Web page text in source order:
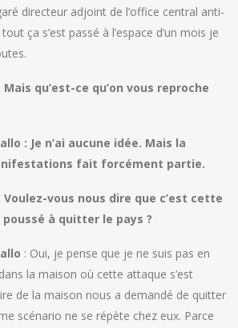
directeur adjoint de l’office central anti-
ça s’est passé à l’espace d’un mois je
qu’est-ce qu’on vous reproche
: Je n’ai aucune idée. Mais la
fait forcément partie.
vous nous dire que c’est cette
à quitter le pays ?
: Oui, je pense que je ne suis pas en
la maison où cette attaque s’est
de la maison nous a demandé de quitter
scénario ne se répète chez eux. Parce